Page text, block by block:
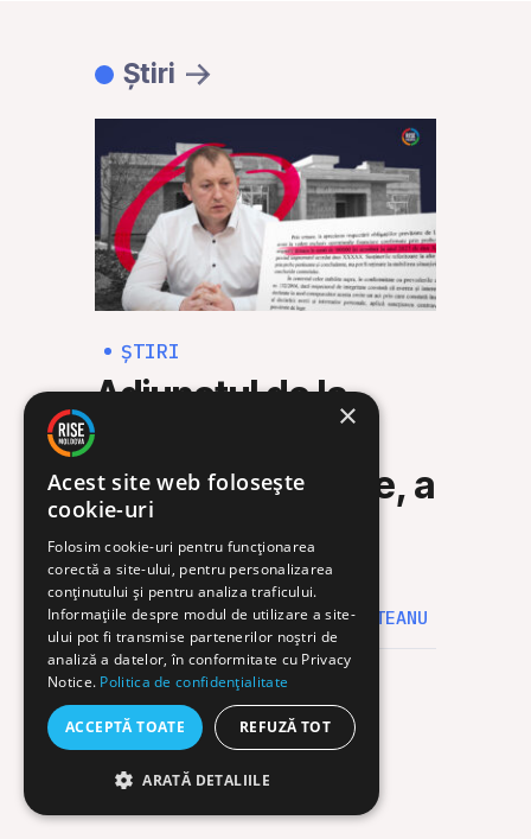
Știri
ȘTIRI
Adjunctul de la
duplex pe datorie, a
încălcat regimul
declarării averii
4 AUG. 2026 MARCELA ZĂMOSTEANU
×
Acest site web folosește
cookie-uri
Folosim cookie-uri pentru funcționarea
corectă a site-ului, pentru personalizarea
conținutului și pentru analiza traficului.
Informațiile despre modul de utilizare a site-
ului pot fi transmise partenerilor noștri de
analiză a datelor, în conformitate cu Privacy
Notice. Politica de confidențialitate
ACCEPTĂ TOATE REFUZĂ TOT
ARATĂ DETALIILE